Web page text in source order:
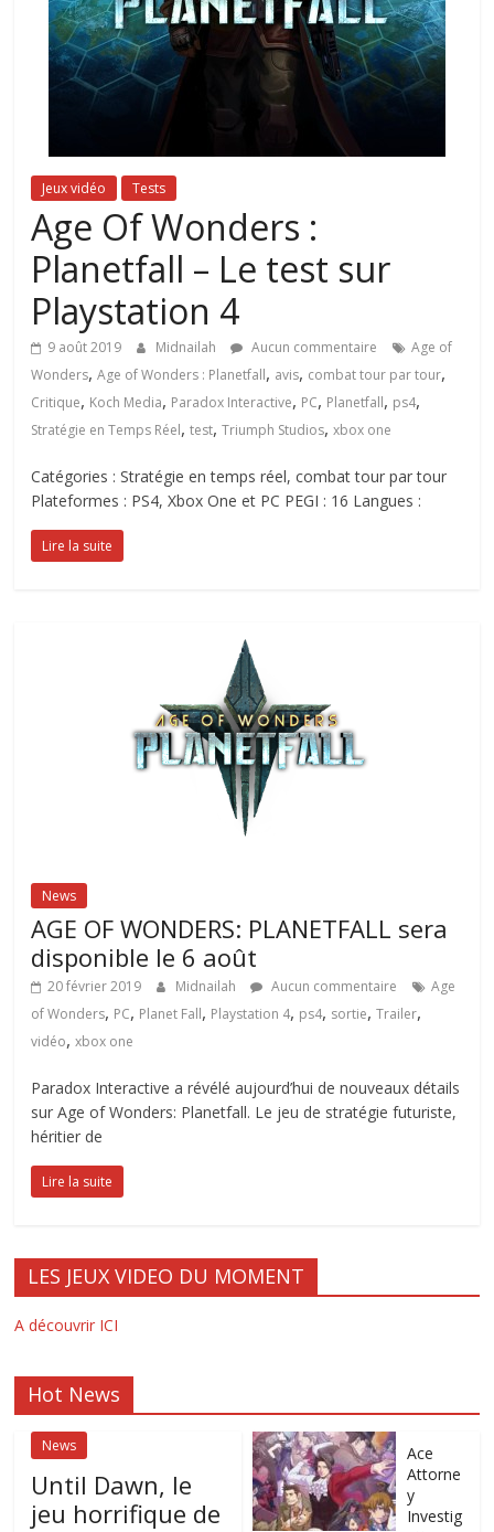
Jeux vidéo Tests
Age Of Wonders :
Planetfall – Le test sur
Playstation 4
9 août 2019 Midnailah Aucun commentaire
Age of
Wonders,Age of Wonders : Planetfall, avis, combat tour par tour,
Critique, Koch Media, Paradox Interactive, PC, Planetfall, ps4,
Stratégie en Temps Réel,test,Triumph Studios,xbox one
Catégories : Stratégie en temps réel, combat tour par tour
Plateformes : PS4, Xbox One et PC PEGI : 16 Langues :
Lire la suite
News
AGE OF WONDERS: PLANETFALL sera
disponible le 6 août
20 février 2019 Midnailah Aucun commentaire
Age
of Wonders, PC, Planet Fall, Playstation 4, ps4, sortie,Trailer,
vidéo,xbox one
Paradox Interactive a révélé aujourd’hui de nouveaux détails
sur Age of Wonders: Planetfall. Le jeu de stratégie futuriste,
héritier de
Lire la suite
LES JEUX VIDEO DU MOMENT
A découvrir ICI
Hot News
News
Until Dawn, le
jeu horrifique de
Ace
Attorne
y
Investig